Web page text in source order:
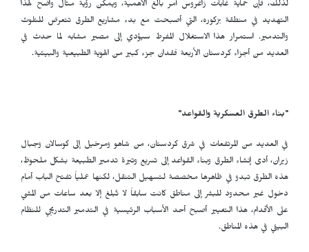
لذلك، فإن حماية غابات زاغروس أمر بالغ الأهمية، ويمكن رؤية مثال واضح لهذا
التهديد في منطقة بزكوره، التي أصبحت مع بدء مشاريع الطرق تتعرض للتلوث
والتدمير. استمرار هذا الاستغلال المفرط سيؤدي إلى مصير مشابه لما حدث في
العديد من أجزاء كردستان الأربعة فقدان جزء كبير من الهوية الطبيعية والبيئية.
"بناء الطرق العسكرية والقواعد"
في العديد من المرتفعات في شرق كردستان، من شاهو ومرخيل إلى كوسالان وجبال
زيران، أدى إنشاء الطرق وبناء القواعد إلى تسريع وتيرة تدمير الطبيعة بشكل ملحوظ،
هذه الطرق تبدو في ظاهرها مخصصة لتسهيل التنقل، لكنها عملياً تفتح الباب أمام
دخول غير محدود للبشر إلى مناطق كانت سابقاً لا تُبلغ إلا بعد ساعات من المشي
على الأقدام، هذا التغيير أصبح أحد الأسباب الرئيسية في التدمير التدريجي للنظام
البيئي في هذه المناطق.